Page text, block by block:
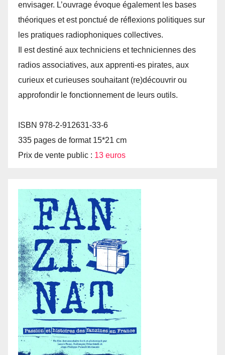
envisager. L’ouvrage évoque également les bases
théoriques et est ponctué de réflexions politiques sur
les pratiques radiophoniques collectives.
Il est destiné aux techniciens et techniciennes des
radios associatives, aux apprenti-es pirates, aux
curieux et curieuses souhaitant (re)découvrir ou
approfondir le fonctionnement de leurs outils.
ISBN 978-2-912631-33-6
335 pages de format 15*21 cm
Prix de vente public : 13 euros